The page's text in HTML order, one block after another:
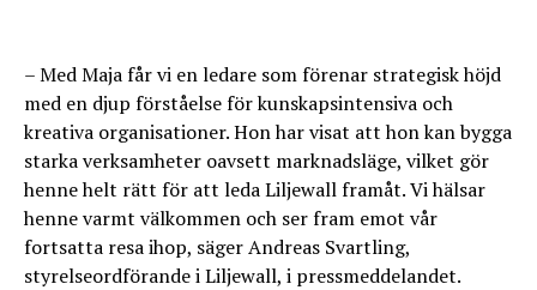
– Med Maja får vi en ledare som förenar strategisk höjd
med en djup förståelse för kunskapsintensiva och
kreativa organisationer. Hon har visat att hon kan bygga
starka verksamheter oavsett marknadsläge, vilket gör
henne helt rätt för att leda Liljewall framåt. Vi hälsar
henne varmt välkommen och ser fram emot vår
fortsatta resa ihop, säger Andreas Svartling,
styrelseordförande i Liljewall, i pressmeddelandet.